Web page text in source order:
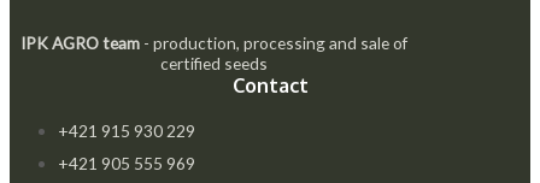
IPK AGRO team - production, processing and sale of
certified seeds
Contact
+421 915 930 229
+421 905 555 969